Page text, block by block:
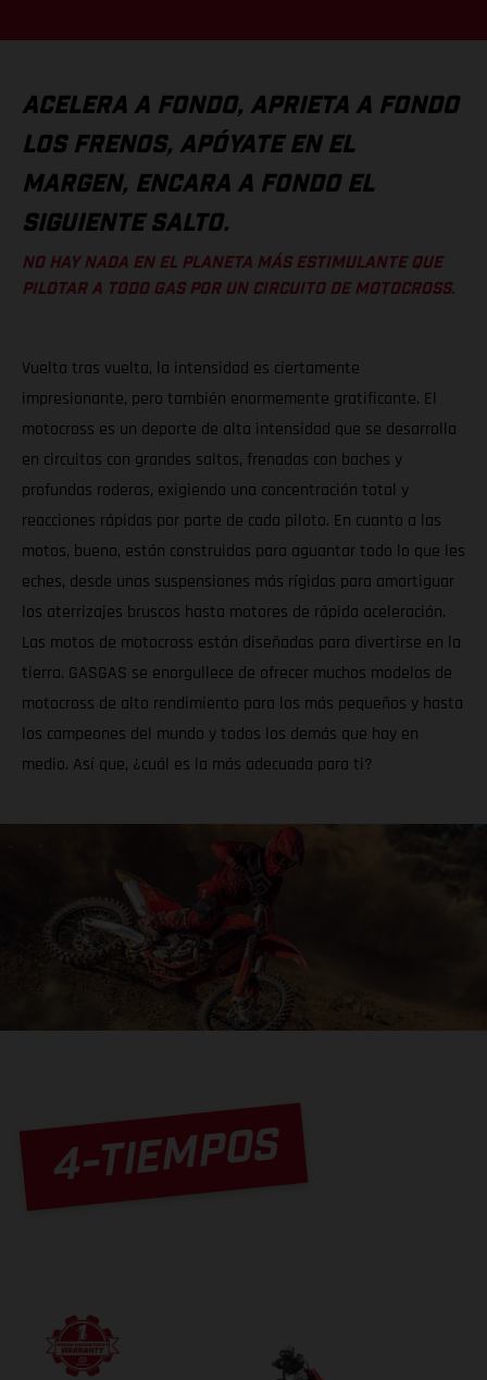
ACELERA A FONDO, APRIETA A FONDO
LOS FRENOS, APÓYATE EN EL
MARGEN, ENCARA A FONDO EL
SIGUIENTE SALTO.
NO HAY NADA EN EL PLANETA MÁS ESTIMULANTE QUE
PILOTAR A TODO GAS POR UN CIRCUITO DE MOTOCROSS.
Vuelta tras vuelta, la intensidad es ciertamente
impresionante, pero también enormemente gratificante. El
motocross es un deporte de alta intensidad que se desarrolla
en circuitos con grandes saltos, frenadas con baches y
profundas roderas, exigiendo una concentración total y
reacciones rápidas por parte de cada piloto. En cuanto a las
motos, bueno, están construidas para aguantar todo lo que les
eches, desde unas suspensiones más rígidas para amortiguar
los aterrizajes bruscos hasta motores de rápida aceleración.
Las motos de motocross están diseñadas para divertirse en la
tierra. GASGAS se enorgullece de ofrecer muchos modelos de
motocross de alto rendimiento para los más pequeños y hasta
los campeones del mundo y todos los demás que hay en
medio. Así que, ¿cuál es la más adecuada para ti?
4-TIEMPOS